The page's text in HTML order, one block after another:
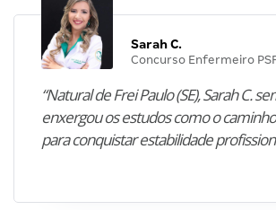
Sarah C.
Concurso Enfermeiro
“Natural de Frei Paulo (SE), Sarah C.
enxergou os estudos como o
para conquistar estabilidade